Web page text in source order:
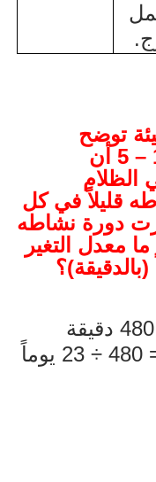
توضح
البيانات في الشكل 14 – 5 أن
الظلام
قليلاً في كل
تغيرت دورة نشاطه
معدل التغير
÷
23 يوماً